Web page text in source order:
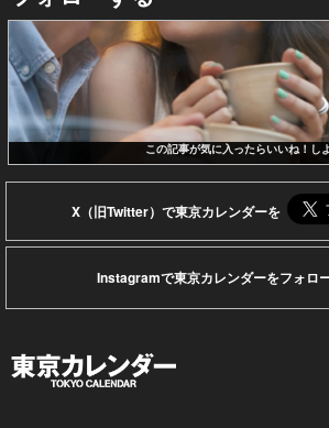
この記事が気に入ったらいいね！し
X（旧Twitter）で東京カレンダーを
Instagramで東京カレンダーをフォロ